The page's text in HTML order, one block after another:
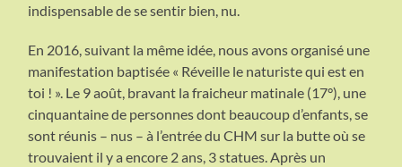
indispensable de se sentir bien, nu.
En 2016, suivant la même idée, nous avons organisé une
manifestation baptisée « Réveille le naturiste qui est en
toi ! ». Le 9 août, bravant la fraicheur matinale (17°), une
cinquantaine de personnes dont beaucoup d’enfants, se
sont réunis – nus – à l’entrée du CHM sur la butte où se
trouvaient il y a encore 2 ans, 3 statues. Après un